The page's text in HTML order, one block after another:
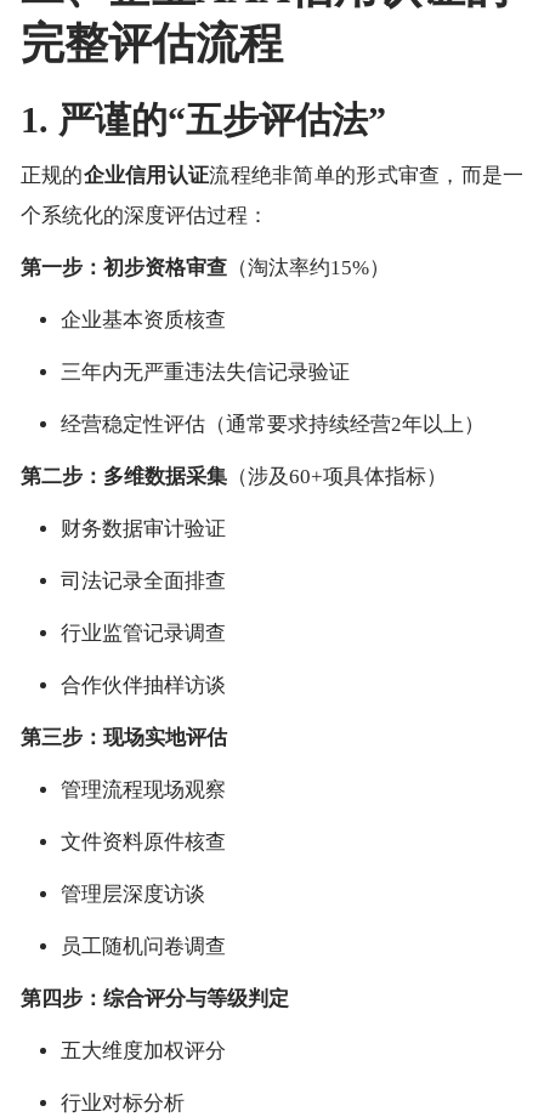
完整评估流程
1. 严谨的“五步评估法”
正规的企业信用认证流程绝非简单的形式审查，而是一
个系统化的深度评估过程：
第一步：初步资格审查（淘汰率约15%）
企业基本资质核查
三年内无严重违法失信记录验证
经营稳定性评估（通常要求持续经营2年以上）
第二步：多维数据采集（涉及60+项具体指标）
财务数据审计验证
司法记录全面排查
行业监管记录调查
合作伙伴抽样访谈
第三步：现场实地评估
管理流程现场观察
文件资料原件核查
管理层深度访谈
员工随机问卷调查
第四步：综合评分与等级判定
五大维度加权评分
行业对标分析